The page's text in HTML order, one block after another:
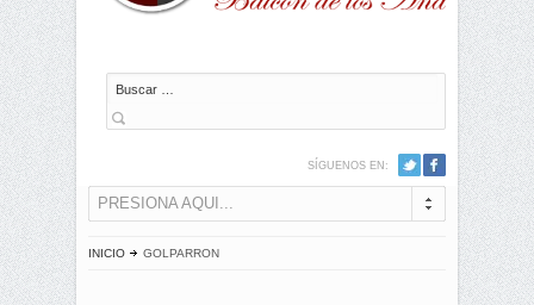
Buscar
SÍGUENOS EN:
PRESIONA AQUI...
INICIO GOLPARRON